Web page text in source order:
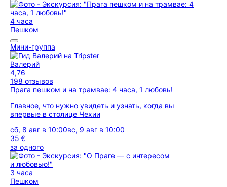
4 часа
Пешком
Мини-группа
Валерий
4,76
198 отзывов
Прага пешком и на трамвае: 4 часа, 1 любовь!
Главное, что нужно увидеть и узнать, когда вы
впервые в столице Чехии
сб, 8 авг в 10:00вс, 9 авг в 10:00
35 €
за одного
3 часа
Пешком